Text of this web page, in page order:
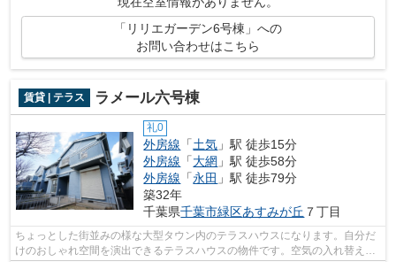
「リリエガーデン6号棟」への
お問い合わせはこちら
賃貸 | テラス ラメール六号棟
礼0
外房線 「土気 」駅 徒歩15分
外房線 「大網 」駅 徒歩58分
外房線 「永田 」駅 徒歩79分
築32年
千葉県千葉市緑区あすみが丘 ７丁目
ちょっとした街並みの様な大型タウン内のテラスハウスになります。自分だ
けのおしゃれ空間を演出できるテラスハウスの物件です。空気の入れ替えも